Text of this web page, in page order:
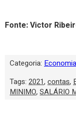
Fonte: Victor
Categoria: Economia
Tags: 2021, contas,
MINIMO, SALÁRIO